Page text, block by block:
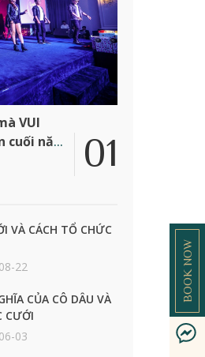
VUI
năm
VÀ CÁCH TỔ CHỨC
22
CỦA CÔ DÂU VÀ
CƯỚI
03
BOOK NOW